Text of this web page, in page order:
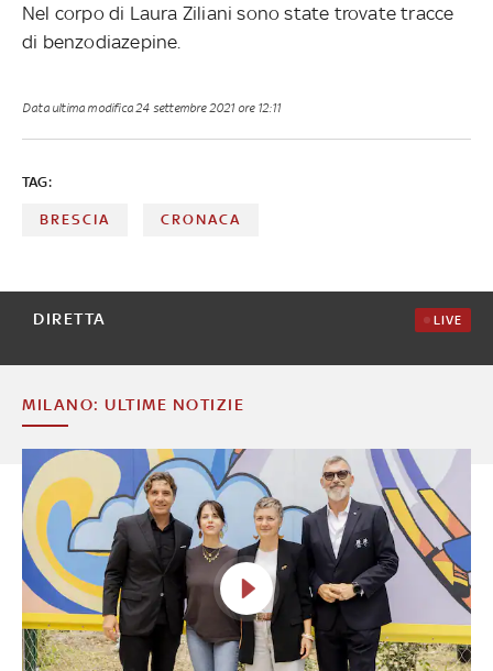
Nel corpo di Laura Ziliani sono state trovate tracce
di benzodiazepine.
Data ultima modifica 24 settembre 2021 ore 12:11
TAG:
BRESCIA CRONACA
DIRETTA LIVE
MILANO: ULTIME NOTIZIE